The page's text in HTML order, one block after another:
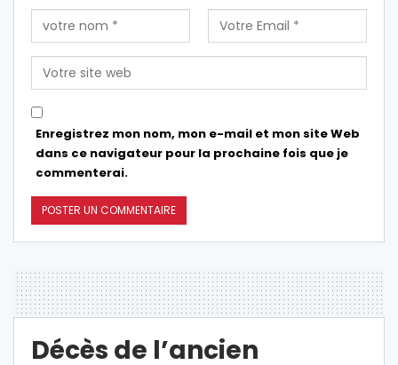
Enregistrez mon nom, mon e-mail et mon site Web
dans ce navigateur pour la prochaine fois que je
commenterai.
Décès de l’ancien